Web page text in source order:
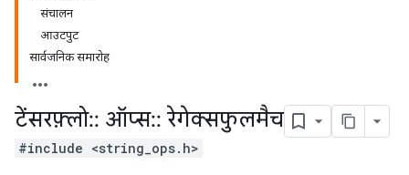
संचालन
आउटपुट
सार्वजनिक समारोह
टेंसरफ़्लो:: ऑप्स:: रेगेक्सफुलमैच
#include <string_ops.h>